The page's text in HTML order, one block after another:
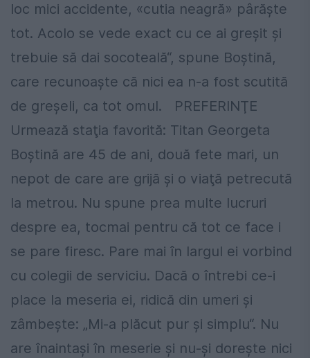
loc mici accidente, «cutia neagră» pârăşte
tot. Acolo se vede exact cu ce ai greşit şi
trebuie să dai socoteală“, spune Boştină,
care recunoaşte că nici ea n-a fost scutită
de greşeli, ca tot omul. PREFERINŢE
Urmează staţia favorită: Titan Georgeta
Boştină are 45 de ani, două fete mari, un
nepot de care are grijă şi o viaţă petrecută
la metrou. Nu spune prea multe lucruri
despre ea, tocmai pentru că tot ce face i
se pare firesc. Pare mai în largul ei vorbind
cu colegii de serviciu. Dacă o întrebi ce-i
place la meseria ei, ridică din umeri şi
zâmbeşte: „Mi-a plăcut pur şi simplu“. Nu
are înaintaşi în meserie şi nu-şi doreşte nici